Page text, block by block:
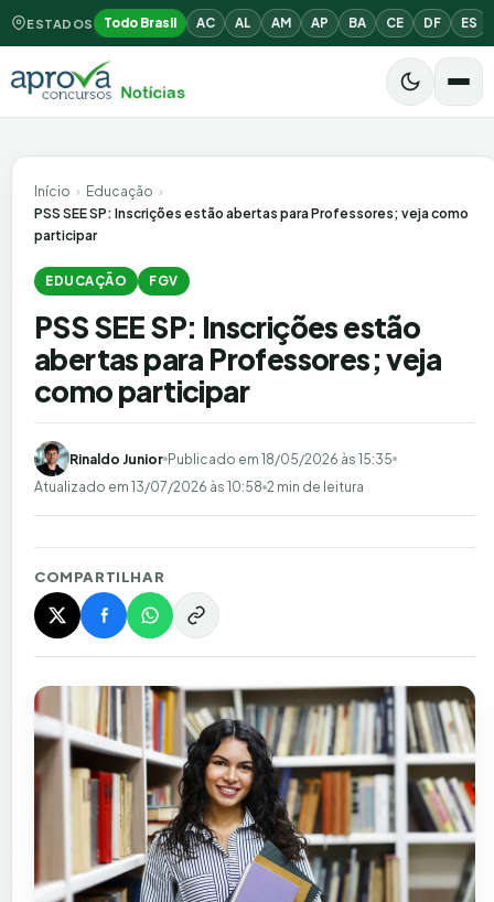
ESTADOS Todo Brasil AC AL AM AP BA CE DF ES
Início › Educação ›
PSS SEE SP: Inscrições estão abertas para Professores; veja como
participar
EDUCAÇÃO FGV
PSS SEE SP: Inscrições estão
abertas para Professores; veja
como participar
Rinaldo Junior Publicado em 18/05/2026 às 15:35
Atualizado em 13/07/2026 às 10:58 2 min de leitura
COMPARTILHAR